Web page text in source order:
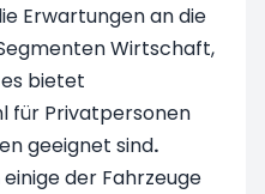
Erwartungen an die
Wirtschaft,
bietet
für Privatpersonen
geeignet sind.
der Fahrzeuge